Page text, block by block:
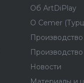
Об ArtDiPlay
О Сemer
Новости